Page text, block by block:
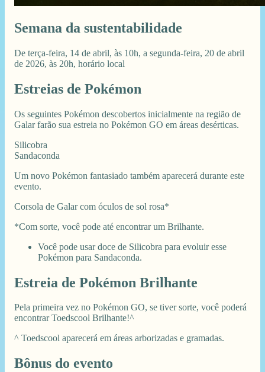
Semana da sustentabilidade
De terça-feira, 14 de abril, às 10h, a segunda-feira, 20 de abril
de 2026, às 20h, horário local
Estreias de Pokémon
Os seguintes Pokémon descobertos inicialmente na região de
Galar farão sua estreia no Pokémon GO em áreas desérticas.
Silicobra
Sandaconda
Um novo Pokémon fantasiado também aparecerá durante este
evento.
Corsola de Galar com óculos de sol rosa*
*Com sorte, você pode até encontrar um Brilhante.
Você pode usar doce de Silicobra para evoluir esse
Pokémon para Sandaconda.
Estreia de Pokémon Brilhante
Pela primeira vez no Pokémon GO, se tiver sorte, você poderá
encontrar Toedscool Brilhante!^
^ Toedscool aparecerá em áreas arborizadas e gramadas.
Bônus do evento